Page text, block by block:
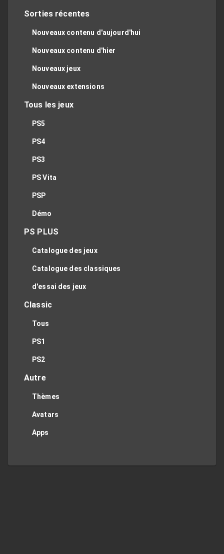
Sorties récentes
Nouveaux contenu d'aujourd'hui
Nouveaux contenu d'hier
Nouveaux jeux
Nouveaux extensions
Tous les jeux
PS5
PS4
PS3
PS Vita
PSP
Démo
PS PLUS
Catalogue des jeux
Catalogue des classiques
d'essai des jeux
Classic
Tous
PS1
PS2
Autre
Thèmes
Avatars
Apps